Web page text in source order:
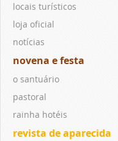
locais turísticos
loja oficial
notícias
novena e festa
o santuário
pastoral
rainha hotéis
revista de aparecida